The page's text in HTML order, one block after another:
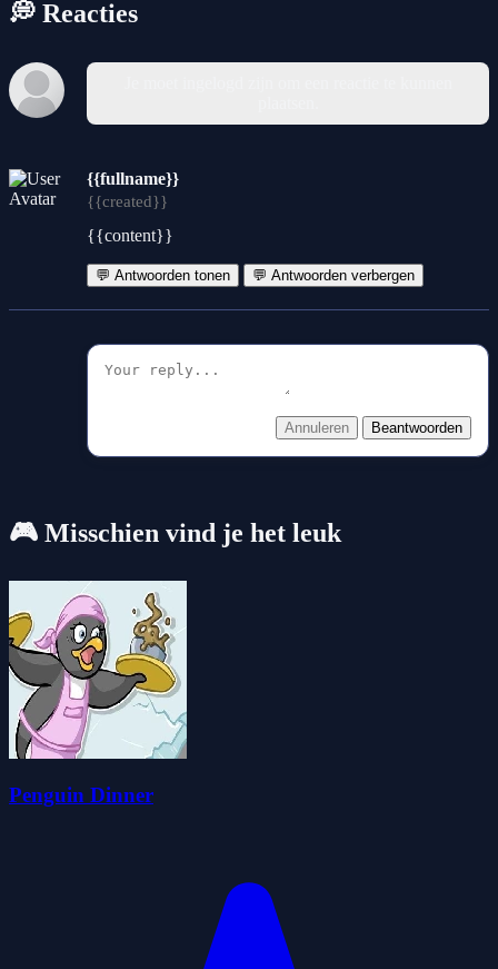
💭 Reacties
{{fullname}}
{{created}}
{{content}}
💬 Antwoorden tonen 💬 Antwoorden verbergen
Annuleren Beantwoorden
🎮 Misschien vind je het leuk
Penguin Dinner